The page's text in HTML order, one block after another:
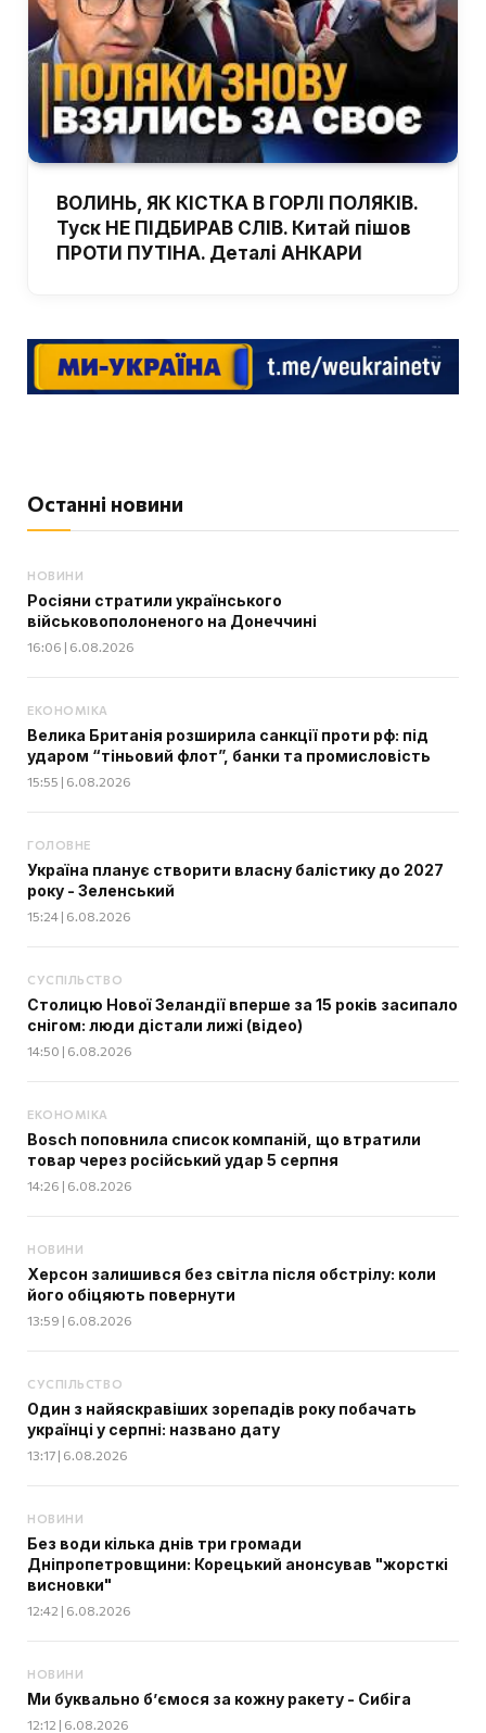
ВОЛИНЬ, ЯК КІСТКА В ГОРЛІ ПОЛЯКІВ.
Туск НЕ ПІДБИРАВ СЛІВ. Китай пішов
ПРОТИ ПУТІНА. Деталі АНКАРИ
Останні новини
НОВИНИ
Росіяни стратили українського
військовополоненого на Донеччині
16:06 | 6.08.2026
ЕКОНОМІКА
Велика Британія розширила санкції проти рф: під
ударом “тіньовий флот”, банки та промисловість
15:55 | 6.08.2026
ГОЛОВНЕ
Україна планує створити власну балістику до 2027
року - Зеленський
15:24 | 6.08.2026
СУСПІЛЬСТВО
Столицю Нової Зеландії вперше за 15 років засипало
снігом: люди дістали лижі (відео)
14:50 | 6.08.2026
ЕКОНОМІКА
Bosch поповнила список компаній, що втратили
товар через російський удар 5 серпня
14:26 | 6.08.2026
НОВИНИ
Херсон залишився без світла після обстрілу: коли
його обіцяють повернути
13:59 | 6.08.2026
СУСПІЛЬСТВО
Один з найяскравіших зорепадів року побачать
українці у серпні: названо дату
13:17 | 6.08.2026
НОВИНИ
Без води кілька днів три громади
Дніпропетровщини: Корецький анонсував "жорсткі
висновки"
12:42 | 6.08.2026
НОВИНИ
Ми буквально б’ємося за кожну ракету - Сибіга
12:12 | 6.08.2026